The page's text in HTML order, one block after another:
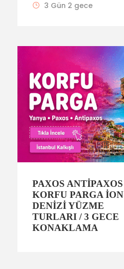
3 Gün 2 gece
PAXOS ANTIPAXOS
KORFU PARGA İON
DENIZI YÜZME
TURLARI / 3 GECE
KONAKLAMA